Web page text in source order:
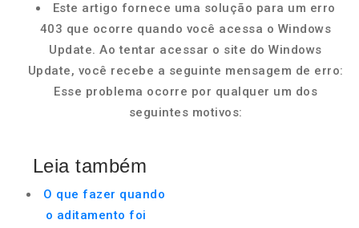
Este artigo fornece uma solução para um erro
403 que ocorre quando você acessa o Windows
Update. Ao tentar acessar o site do Windows
Update, você recebe a seguinte mensagem de erro:
Esse problema ocorre por qualquer um dos
seguintes motivos:
Leia também
O que fazer quando
o aditamento foi